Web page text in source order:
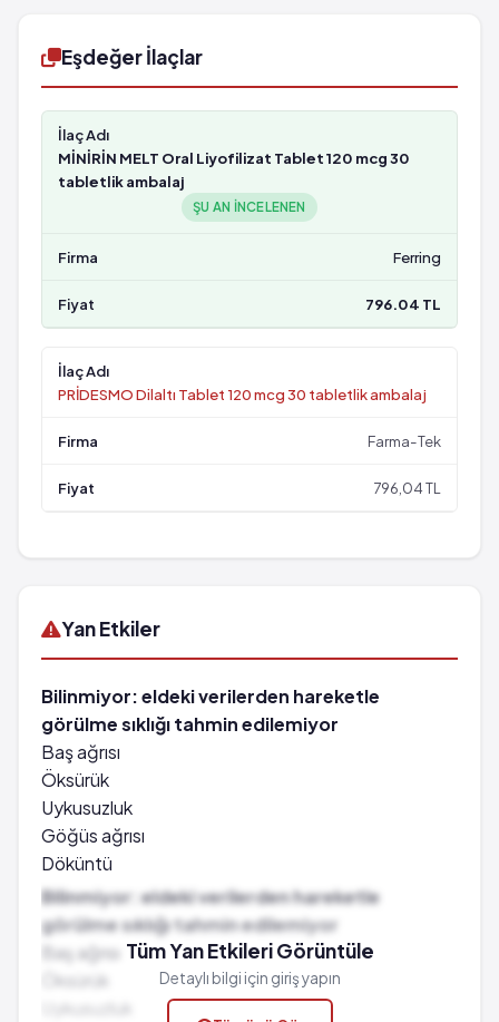
Eşdeğer İlaçlar
MİNİRİN MELT Oral Liyofilizat Tablet 120 mcg 30
tabletlik ambalaj
ŞU AN INCELENEN
Ferring
796.04 TL
PRİDESMO Dilaltı Tablet 120 mcg 30 tabletlik ambalaj
Farma-Tek
796,04 TL
Yan Etkiler
Bilinmiyor: eldeki verilerden hareketle
görülme sıklığı tahmin edilemiyor
Baş ağrısı
Öksürük
Uykusuzluk
Göğüs ağrısı
Döküntü
Baş dönmesi
Bulantı
Kusma
Hazımsızlık
Kilo artışı
Bilinmiyor: eldeki verilerden hareketle
görülme sıklığı tahmin edilemiyor
Baş ağrısı
Öksürük
Tüm Yan Etkileri Görüntüle
Detaylı bilgi için giriş yapın